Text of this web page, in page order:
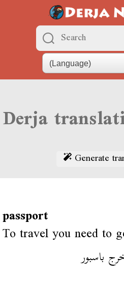
Generate
passport
To travel you need to
باسبور